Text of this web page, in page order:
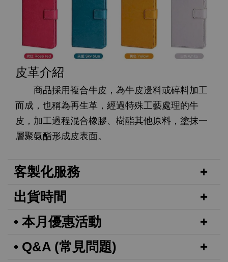
皮革介紹
商品採用複合牛皮，為牛皮邊料或碎料加工
而成，也稱為再生革，經過特殊工藝處理的牛
皮，加工過程混合橡膠、樹酯其他原料，塗抹一
層聚氨酯形成皮表面。
客製化服務
出貨時間
• 本月優惠活動
• Q&A (常見問題)